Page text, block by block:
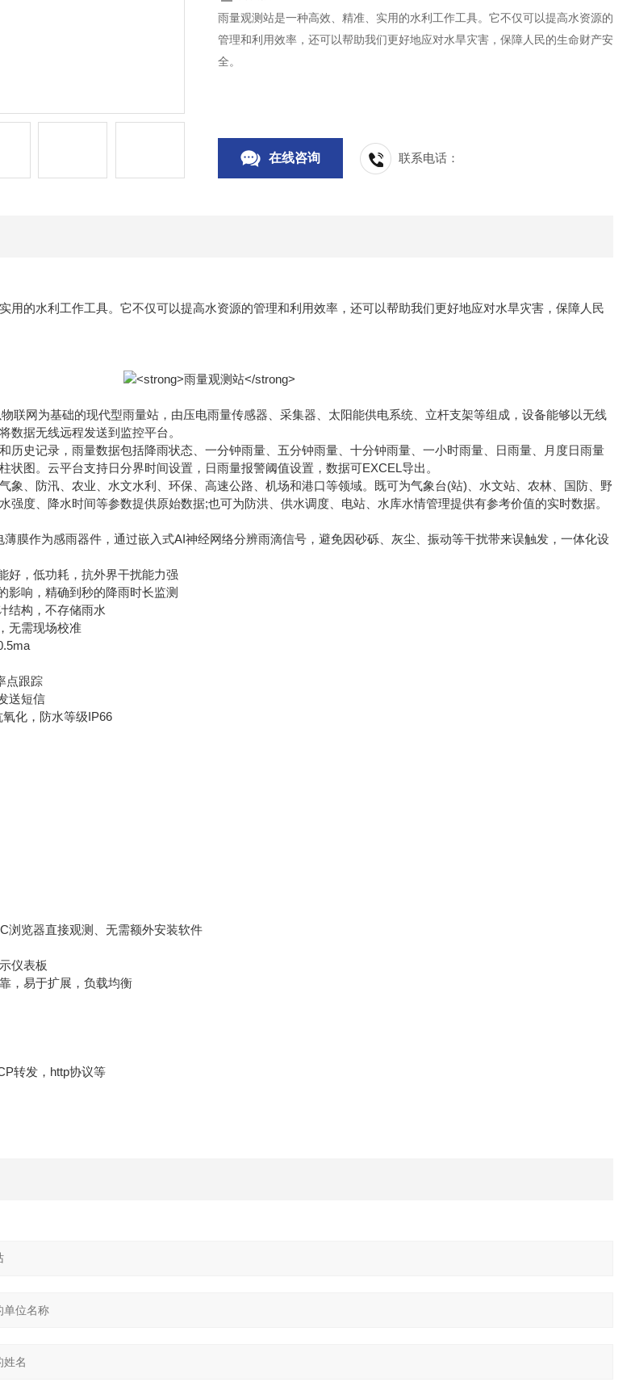
雨量观测站是一种高效、精准、实用的水利工作工具。它不仅可以提高水资源的
管理和利用效率，还可以帮助我们更好地应对水旱灾害，保障人民的生命财产安
全。
在线咨询 联系电话：
用的水利工作工具。它不仅可以提高水资源的管理和利用效率，还可以帮助我们更好地应对水旱灾害，保障人民
网为基础的现代型雨量站，由压电雨量传感器、采集器、太阳能供电系统、立杆支架等组成，设备能够以无线
数据无线远程发送到监控平台。
史记录，雨量数据包括降雨状态、一分钟雨量、五分钟雨量、十分钟雨量、一小时雨量、日雨量、月度日雨量
状图。云平台支持日分界时间设置，日雨量报警阈值设置，数据可EXCEL导出。
、防汛、农业、水文水利、环保、高速公路、机场和港口等领域。既可为气象台(站)、水文站、农林、国防、野
强度、降水时间等参数提供原始数据;也可为防洪、供水调度、电站、水库水情管理提供有参考价值的实时数据。
作为感雨器件，通过嵌入式AI神经网络分辨雨滴信号，避免因砂砾、灰尘、振动等干扰带来误触发，一体化设
，低功耗，抗外界干扰能力强
响，精确到秒的降雨时长监测
构，不存储雨水
无需现场校准
点跟踪
送短信
化，防水等级IP66
览器直接观测、无需额外安装软件
仪表板
易于扩展，负载均衡
转发，http协议等